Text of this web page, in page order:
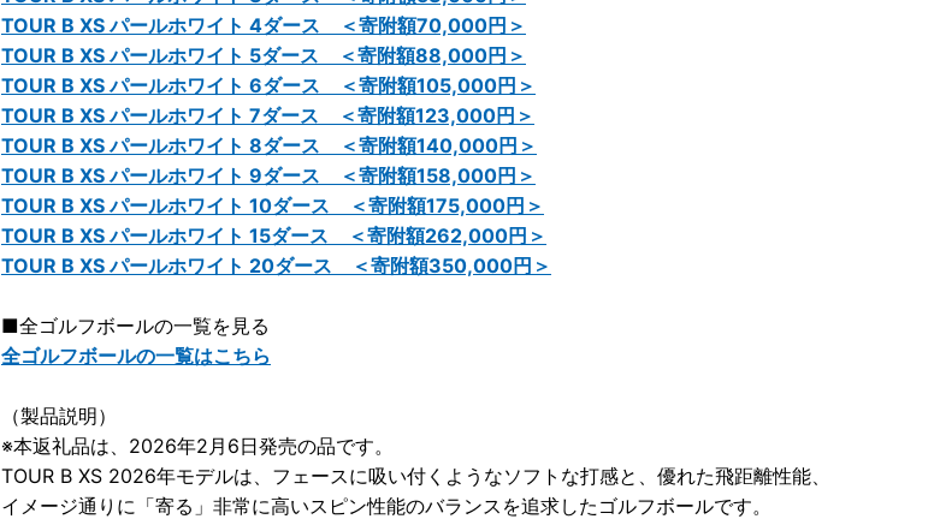
TOUR B XS パールホワイト 4ダース ＜寄附額70,000円＞
TOUR B XS パールホワイト 5ダース ＜寄附額88,000円＞
TOUR B XS パールホワイト 6ダース ＜寄附額105,000円＞
TOUR B XS パールホワイト 7ダース ＜寄附額123,000円＞
TOUR B XS パールホワイト 8ダース ＜寄附額140,000円＞
TOUR B XS パールホワイト 9ダース ＜寄附額158,000円＞
TOUR B XS パールホワイト 10ダース ＜寄附額175,000円＞
TOUR B XS パールホワイト 15ダース ＜寄附額262,000円＞
TOUR B XS パールホワイト 20ダース ＜寄附額350,000円＞
■全ゴルフボールの一覧を見る
全ゴルフボールの一覧はこちら
（製品説明）
※本返礼品は、2026年2月6日発売の品です。
TOUR B XS 2026年モデルは、フェースに吸い付くようなソフトな打感と、優れた飛距離性能、
イメージ通りに「寄る」非常に高いスピン性能のバランスを追求したゴルフボールです。